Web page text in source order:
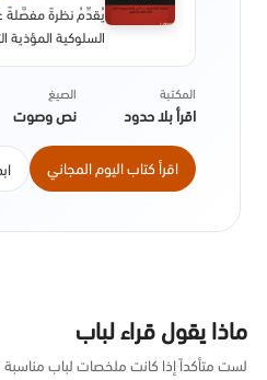
يُقدِّمُ نظرةً مفصَّلةً
السلوكية
يوضِّحُ ماهية هَذِهِ
مع إعطاء أمثلة
تسمح للضحايا
تقديرهم لذواتهم.
المكتبة
اقرأ بلا حدود
الصيغ
نص وصوت
اقرأ كتاب اليوم المجاني
ماذا يقول قراء لباب
لست متأكداً إذا كانت ملخصات لباب